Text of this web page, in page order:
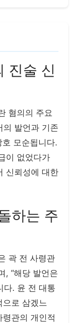
진술 신
혐의의 주요
의 발언과 기존
모순됩니다.
이 없었다가
신뢰성에 대한
하는 주
곽 전 사령관
, “해당 발언은
다. 윤 전 대통
으로 삼겠느
령관의 개인적